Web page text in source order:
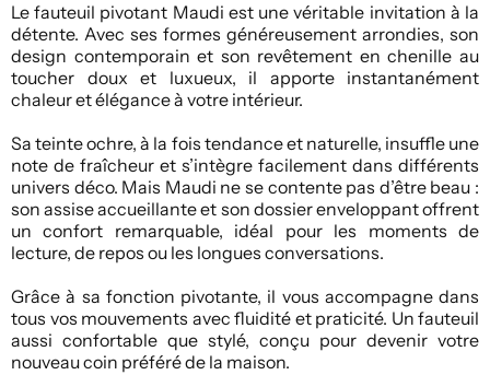
Le fauteuil pivotant Maudi est une véritable invitation à la
détente. Avec ses formes généreusement arrondies, son
design contemporain et son revêtement en chenille au
toucher doux et luxueux, il apporte instantanément
chaleur et élégance à votre intérieur.
Sa teinte ochre, à la fois tendance et naturelle, insuffle une
note de fraîcheur et s’intègre facilement dans différents
univers déco. Mais Maudi ne se contente pas d’être beau :
son assise accueillante et son dossier enveloppant offrent
un confort remarquable, idéal pour les moments de
lecture, de repos ou les longues conversations.
Grâce à sa fonction pivotante, il vous accompagne dans
tous vos mouvements avec fluidité et praticité. Un fauteuil
aussi confortable que stylé, conçu pour devenir votre
nouveau coin préféré de la maison.